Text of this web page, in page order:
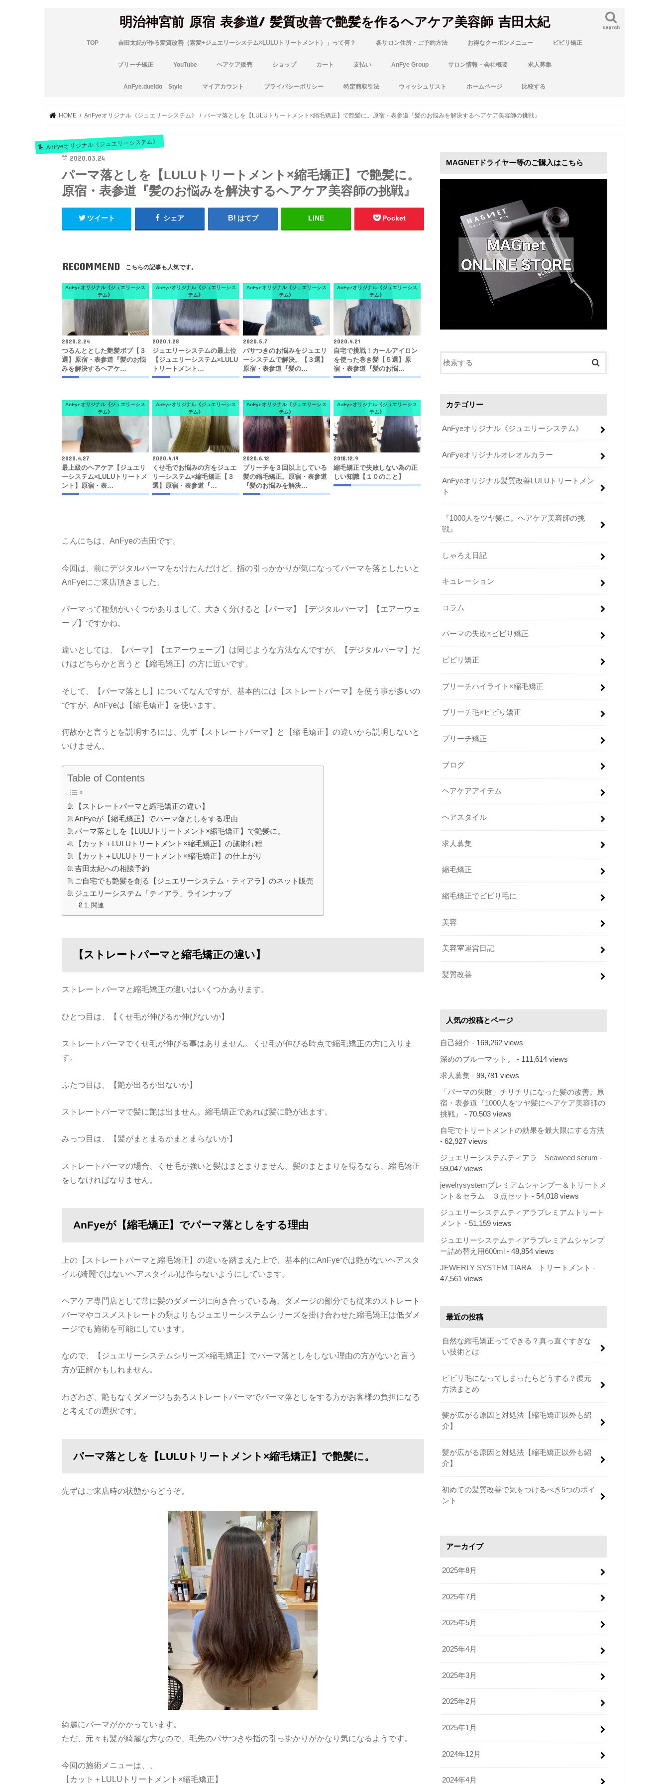
明治神宮前 原宿 表参道/ 髪質改善で艶髪を作るヘアケア美容師 吉田太紀 search
TOP 吉田太紀が作る髪質改善（素髪+ジュエリーシステム×LULUトリートメント）」って何？ 各サロン住所・ご予約方法 お得なクーポンメニュー ビビリ矯正
ブリーチ矯正 YouTube ヘアケア販売 ショップ カート 支払い AnFye Group サロン情報・会社概要 求人募集
AnFye.dueldo Style マイアカウント プライバシーポリシー 特定商取引法 ウィッシュリスト ホームページ 比較する
HOME AnFyeオリジナル《ジュエリーシステム》 パーマ落としを【LULUトリートメント×縮毛矯正】で艶髪に。原宿・表参道『髪のお悩みを解決するヘアケア美容師の挑戦』
AnFyeオリジナル《ジュエリーシステム》
2020.03.24
パーマ落としを【LULUトリートメント×縮毛矯正】で艶髪に。
原宿・表参道『髪のお悩みを解決するヘアケア美容師の挑戦』
ツイート シェア はてブ LINE Pocket
RECOMMEND こちらの記事も人気です。
AnFyeオリジナル《ジュエリーシス
テム》
2020.2.24
つるんととした艶髪ボブ【３
選】原宿・表参道『髪のお悩
みを解決するヘアケ…
AnFyeオリジナル《ジュエリーシス
テム》
2020.1.28
ジュエリーシステムの最上位
【ジュエリーシステム×LULU
トリートメント…
AnFyeオリジナル《ジュエリーシス
テム》
2020.5.7
パサつきのお悩みをジュエリ
ーシステムで解決。【３選】
原宿・表参道『髪の…
AnFyeオリジナル《ジュエリーシス
テム》
2020.4.21
自宅で挑戦！カールアイロン
を使った巻き髪【５選】原
宿・表参道『髪のお悩…
AnFyeオリジナル《ジュエリーシス
テム》
2020.4.27
最上級のヘアケア【ジュエリ
ーシステム×LULUトリートメ
ント】原宿・表…
AnFyeオリジナル《ジュエリーシス
テム》
2020.4.19
くせ毛でお悩みの方をジュエ
リーシステム×縮毛矯正【３
選】原宿・表参道『…
AnFyeオリジナル《ジュエリーシス
テム》
2020.6.12
ブリーチを３回以上している
髪の縮毛矯正。原宿・表参道
『髪のお悩みを解決…
AnFyeオリジナル《ジュエリーシス
テム》
2018.12.9
縮毛矯正で失敗しない為の正
しい知識【１０のこと】
こんにちは、AnFyeの吉田です。
今回は、前にデジタルパーマをかけたんだけど、指の引っかかりが気になってパーマを落としたいと
AnFyeにご来店頂きました。
パーマって種類がいくつかありまして、大きく分けると【パーマ】【デジタルパーマ】【エアーウェ
ーブ】ですかね。
違いとしては、【パーマ】【エアーウェーブ】は同じような方法なんですが、【デジタルパーマ】だ
けはどちらかと言うと【縮毛矯正】の方に近いです。
そして、【パーマ落とし】についてなんですが、基本的には【ストレートパーマ】を使う事が多いの
ですが、AnFyeは【縮毛矯正】を使います。
何故かと言うとを説明するには、先ず【ストレートパーマ】と【縮毛矯正】の違いから説明しないと
いけません。
Table of Contents
【ストレートパーマと縮毛矯正の違い】
AnFyeが【縮毛矯正】でパーマ落としをする理由
パーマ落としを【LULUトリートメント×縮毛矯正】で艶髪に。
【カット＋LULUトリートメント×縮毛矯正】の施術行程
【カット＋LULUトリートメント×縮毛矯正】の仕上がり
吉田太紀への相談予約
ご自宅でも艶髪を創る【ジュエリーシステム・ティアラ】のネット販売
ジュエリーシステム「ティアラ」ラインナップ
関連
【ストレートパーマと縮毛矯正の違い】
ストレートパーマと縮毛矯正の違いはいくつかあります。
ひとつ目は、【くせ毛が伸びるか伸びないか】
ストレートパーマでくせ毛が伸びる事はありません。くせ毛が伸びる時点で縮毛矯正の方に入りま
す。
ふたつ目は、【艶が出るか出ないか】
ストレートパーマで髪に艶は出ません。縮毛矯正であれば髪に艶が出ます。
みっつ目は、【髪がまとまるかまとまらないか】
ストレートパーマの場合、くせ毛が強いと髪はまとまりません。髪のまとまりを得るなら、縮毛矯正
をしなければなりません。
AnFyeが【縮毛矯正】でパーマ落としをする理由
上の【ストレートパーマと縮毛矯正】の違いを踏まえた上で、基本的にAnFyeでは艶がないヘアスタ
イル(綺麗ではないヘアスタイル)は作らないようにしています。
ヘアケア専門店として常に髪のダメージに向き合っている為、ダメージの部分でも従来のストレート
パーマやコスメストレートの類よりもジュエリーシステムシリーズを掛け合わせた縮毛矯正は低ダメ
ージでも施術を可能にしています。
なので、【ジュエリーシステムシリーズ×縮毛矯正】でパーマ落としをしない理由の方がないと言う
方が正解かもしれません。
わざわざ、艶もなくダメージもあるストレートパーマでパーマ落としをする方がお客様の負担になる
と考えての選択です。
パーマ落としを【LULUトリートメント×縮毛矯正】で艶髪に。
先ずはご来店時の状態からどうぞ。
綺麗にパーマがかかっています。
ただ、元々も髪が綺麗な方なので、毛先のパサつきや指の引っ掛かりがかなり気になるようです。
今回の施術メニューは、、
【カット＋LULUトリートメント×縮毛矯正】
MAGNETドライヤー等のご購入はこちら
カテゴリー
AnFyeオリジナル《ジュエリーシステム》
AnFyeオリジナルオレオルカラー
AnFyeオリジナル髪質改善LULUトリートメン
ト
『1000人をツヤ髪に。ヘアケア美容師の挑
戦』
しゃろえ日記
キュレーション
コラム
パーマの失敗×ビビり矯正
ビビリ矯正
ブリーチハイライト×縮毛矯正
ブリーチ毛×ビビり矯正
ブリーチ矯正
ブログ
ヘアケアアイテム
ヘアスタイル
求人募集
縮毛矯正
縮毛矯正でビビり毛に
美容
美容室運営日記
髪質改善
人気の投稿とページ
自己紹介 - 169,262 views
深めのブルーマット。 - 111,614 views
求人募集 - 99,781 views
「パーマの失敗」チリチリになった髪の改善。原
宿・表参道『1000人をツヤ髪にヘアケア美容師の
挑戦』
- 70,503 views
自宅でトリートメントの効果を最大限にする方法
- 62,927 views
ジュエリーシステムティアラ Seaweed serum -
59,047 views
jewelrysystemプレミアムシャンプー＆トリートメ
ント＆セラム ３点セット - 54,018 views
ジュエリーシステムティアラプレミアムトリート
メント - 51,159 views
ジュエリーシステムティアラプレミアムシャンプ
ー詰め替え用600ml - 48,854 views
JEWERLY SYSTEM TIARA トリートメント -
47,561 views
最近の投稿
自然な縮毛矯正ってできる？真っ直ぐすぎな
い技術とは
ビビリ毛になってしまったらどうする？復元
方法まとめ
髪が広がる原因と対処法【縮毛矯正以外も紹
介】
髪が広がる原因と対処法【縮毛矯正以外も紹
介】
初めての髪質改善で気をつけるべき5つのポイ
ント
アーカイブ
2025年8月
2025年7月
2025年5月
2025年4月
2025年3月
2025年2月
2025年1月
2024年12月
2024年4月